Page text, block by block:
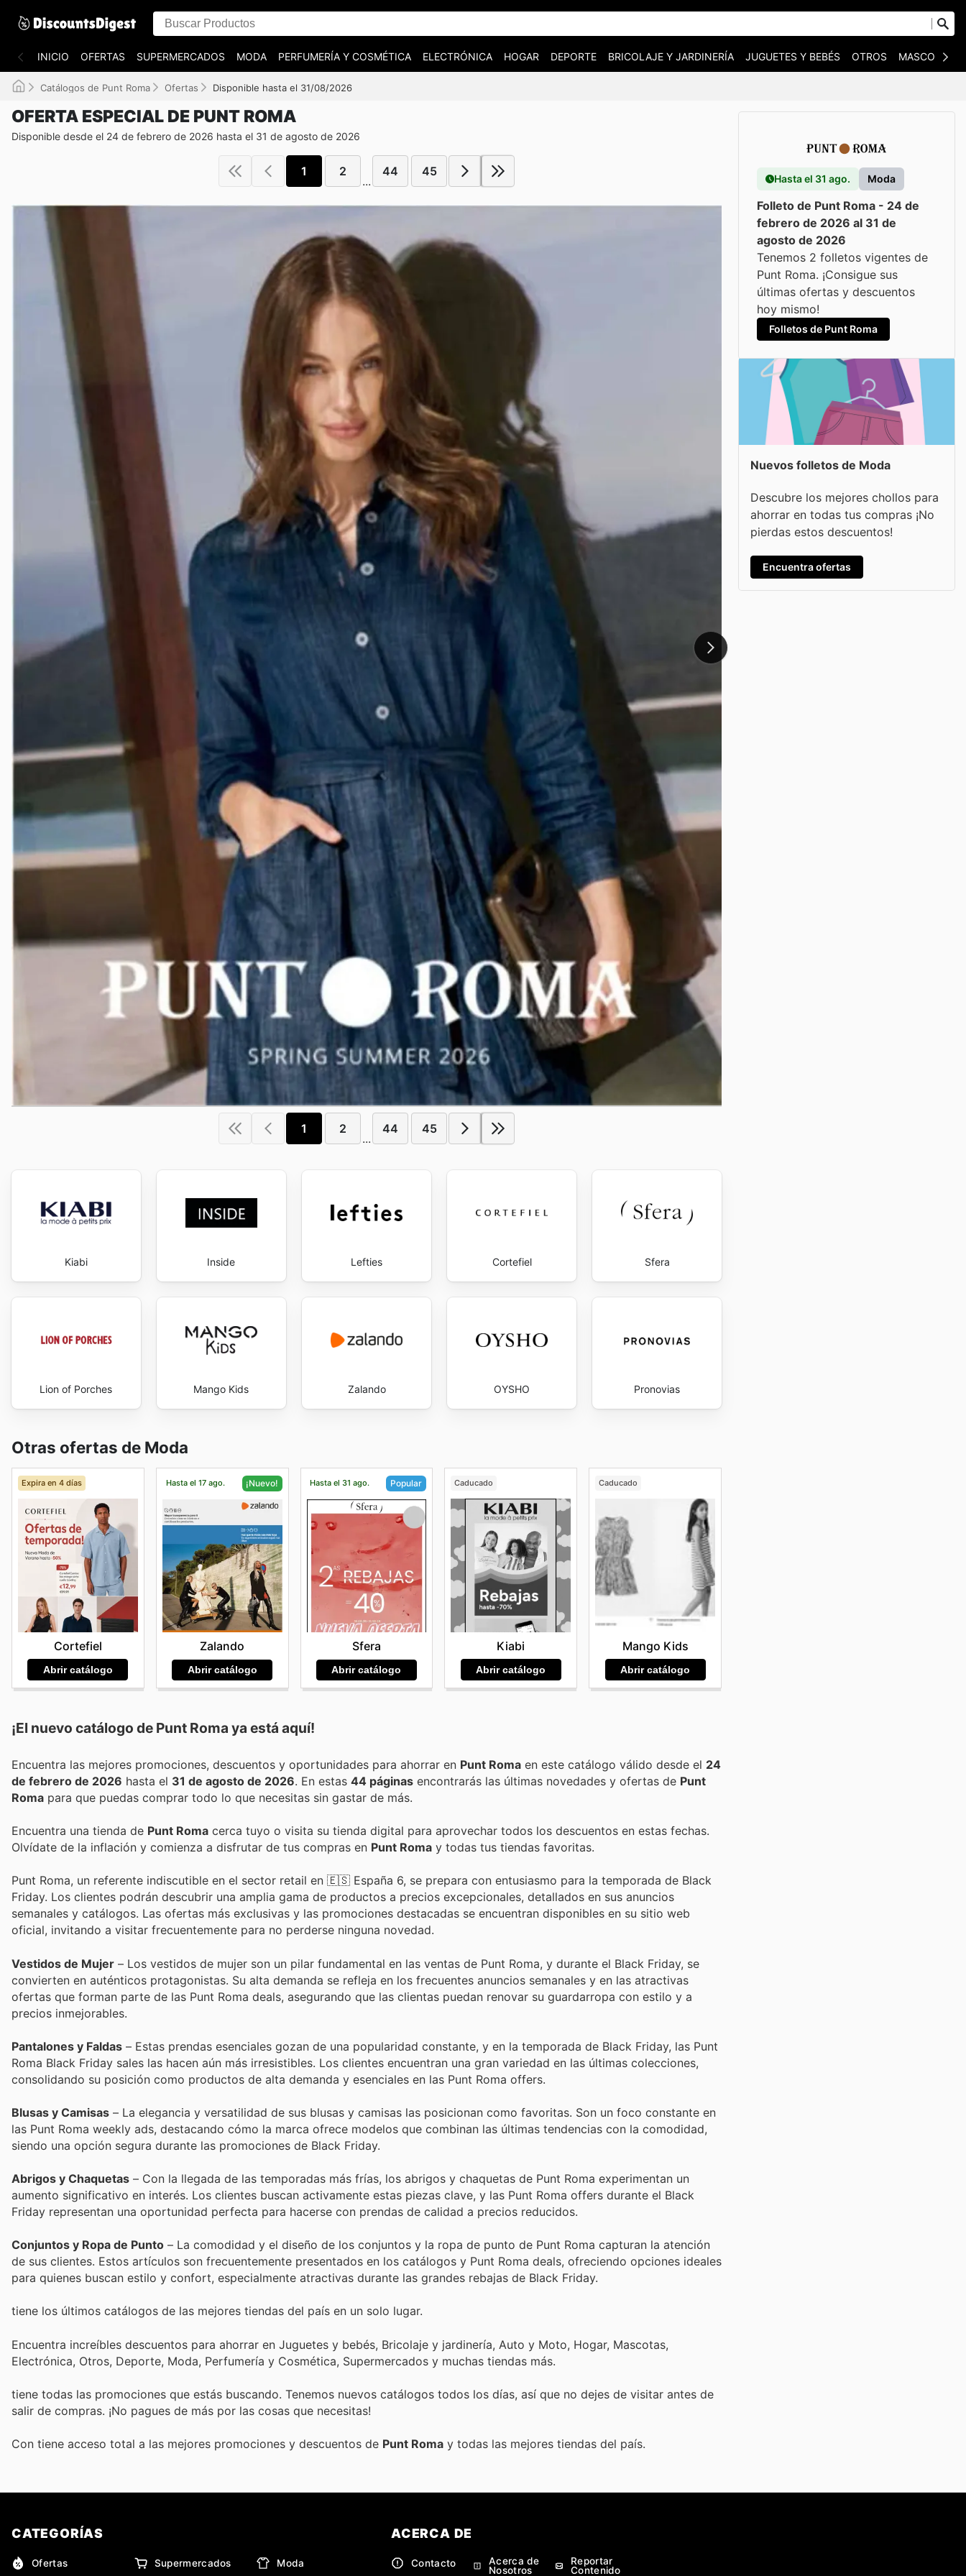
INICIO OFERTAS SUPERMERCADOS MODA PERFUMERÍA Y COSMÉTICA ELECTRÓNICA HOGAR DEPORTE BRICOLAJE Y JARDINERÍA JUGUETES Y BEBÉS OTROS MASCOTAS
Catálogos de Punt Roma Ofertas Disponible hasta el 31/08/2026
OFERTA ESPECIAL DE PUNT ROMA
Disponible desde el 24 de febrero de 2026 hasta el 31 de agosto de 2026
1 2
...
44 45
1 2
...
44 45
Kiabi Inside Lefties Cortefiel Sfera
Lion of Porches Mango Kids Zalando OYSHO Pronovias
Otras ofertas de Moda
Expira en 4 días
Cortefiel
Abrir catálogo
Hasta el 17 ago. ¡Nuevo!
Zalando
Abrir catálogo
Hasta el 31 ago. Popular
Sfera
Abrir catálogo
Caducado
Kiabi
Abrir catálogo
Caducado
Mango Kids
Abrir catálogo
¡El nuevo catálogo de Punt Roma ya está aquí!
Encuentra las mejores promociones, descuentos y oportunidades para ahorrar en Punt Roma en este catálogo válido desde el 24
de febrero de 2026 hasta el 31 de agosto de 2026 . En estas 44 páginas encontrarás las últimas novedades y ofertas de Punt
Roma para que puedas comprar todo lo que necesitas sin gastar de más.
Encuentra una tienda de Punt Roma cerca tuyo o visita su tienda digital para aprovechar todos los descuentos en estas fechas.
Olvídate de la inflación y comienza a disfrutar de tus compras en Punt Roma y todas tus tiendas favoritas.
Punt Roma, un referente indiscutible en el sector retail en 🇪🇸 España 6, se prepara con entusiasmo para la temporada de Black
Friday. Los clientes podrán descubrir una amplia gama de productos a precios excepcionales, detallados en sus anuncios
semanales y catálogos. Las ofertas más exclusivas y las promociones destacadas se encuentran disponibles en su sitio web
oficial, invitando a visitar frecuentemente para no perderse ninguna novedad.
Vestidos de Mujer – Los vestidos de mujer son un pilar fundamental en las ventas de Punt Roma, y durante el Black Friday, se
convierten en auténticos protagonistas. Su alta demanda se refleja en los frecuentes anuncios semanales y en las atractivas
ofertas que forman parte de las Punt Roma deals, asegurando que las clientas puedan renovar su guardarropa con estilo y a
precios inmejorables.
Pantalones y Faldas – Estas prendas esenciales gozan de una popularidad constante, y en la temporada de Black Friday, las Punt
Roma Black Friday sales las hacen aún más irresistibles. Los clientes encuentran una gran variedad en las últimas colecciones,
consolidando su posición como productos de alta demanda y esenciales en las Punt Roma offers.
Blusas y Camisas – La elegancia y versatilidad de sus blusas y camisas las posicionan como favoritas. Son un foco constante en
las Punt Roma weekly ads, destacando cómo la marca ofrece modelos que combinan las últimas tendencias con la comodidad,
siendo una opción segura durante las promociones de Black Friday.
Abrigos y Chaquetas – Con la llegada de las temporadas más frías, los abrigos y chaquetas de Punt Roma experimentan un
aumento significativo en interés. Los clientes buscan activamente estas piezas clave, y las Punt Roma offers durante el Black
Friday representan una oportunidad perfecta para hacerse con prendas de calidad a precios reducidos.
Conjuntos y Ropa de Punto – La comodidad y el diseño de los conjuntos y la ropa de punto de Punt Roma capturan la atención
de sus clientes. Estos artículos son frecuentemente presentados en los catálogos y Punt Roma deals, ofreciendo opciones ideales
para quienes buscan estilo y confort, especialmente atractivas durante las grandes rebajas de Black Friday.
tiene los últimos catálogos de las mejores tiendas del país en un solo lugar.
Encuentra increíbles descuentos para ahorrar en Juguetes y bebés, Bricolaje y jardinería, Auto y Moto, Hogar, Mascotas,
Electrónica, Otros, Deporte, Moda, Perfumería y Cosmética, Supermercados y muchas tiendas más.
tiene todas las promociones que estás buscando. Tenemos nuevos catálogos todos los días, así que no dejes de visitar antes de
salir de compras. ¡No pagues de más por las cosas que necesitas!
Con tiene acceso total a las mejores promociones y descuentos de Punt Roma y todas las mejores tiendas del país.
Hasta el 31 ago. Moda
Folleto de Punt Roma - 24 de
febrero de 2026 al 31 de
agosto de 2026
Tenemos 2 folletos vigentes de
Punt Roma. ¡Consigue sus
últimas ofertas y descuentos
hoy mismo!
Folletos de Punt Roma
Nuevos folletos de Moda
Descubre los mejores chollos para
ahorrar en todas tus compras ¡No
pierdas estos descuentos!
Encuentra ofertas
CATEGORÍAS
Ofertas Supermercados Moda
ACERCA DE
Contacto
Acerca de
Nosotros
Reportar
Contenido